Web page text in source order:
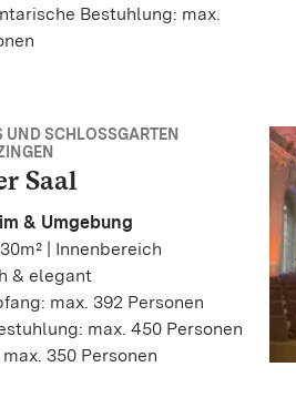
Bestuhlung: max.
UND SCHLOSSGARTEN
Saal
& Umgebung
| Innenbereich
& elegant
max. 392 Personen
max. 450 Personen
350 Personen